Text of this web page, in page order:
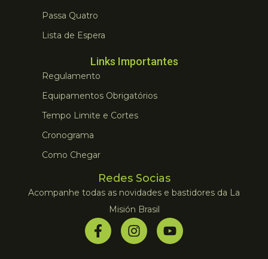
Passa Quatro
Lista de Espera
Links Importantes
Regulamento
Equipamentos Obrigatórios
Tempo Limite e Cortes
Cronograma
Como Chegar
Redes Socias
Acompanhe todas as novidades e bastidores da La
Misión Brasil